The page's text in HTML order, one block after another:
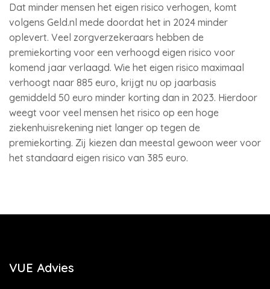
Dat minder mensen het eigen risico verhogen, komt
volgens Geld.nl mede doordat het in 2024 minder
oplevert. Veel zorgverzekeraars hebben de
premiekorting voor een verhoogd eigen risico voor
komend jaar verlaagd. Wie het eigen risico maximaal
verhoogt naar 885 euro, krijgt nu op jaarbasis
gemiddeld 50 euro minder korting dan in 2023. Hierdoor
weegt voor veel mensen het risico op een hoge
ziekenhuisrekening niet langer op tegen de
premiekorting. Zij kiezen dan meestal gewoon weer voor
het standaard eigen risico van 385 euro.
VUE Advies